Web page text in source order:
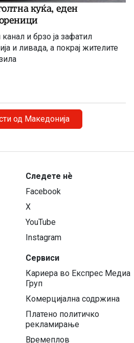
куќа, еден
и брзо ја зафатил
и ливада, а покрај жителите
од Македонија
Следете нѐ
Facebook
X
YouTube
Instagram
Сервиси
Кариера во Експрес Медиа
Груп
Комерцијална содржина
Платено политичко
рекламирање
Времеплов